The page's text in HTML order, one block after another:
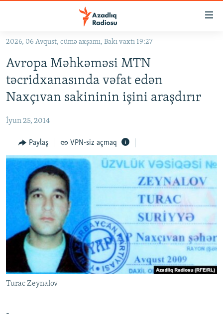
Əsas
qayıt
Əsas
qayıt
Axtarışa
keç
#İZAHLA
#ƏSLINDƏ
FƏRQƏ BAX
QANUNI DOĞRU
ARAŞDIRMA
MULTIMEDIA
VIDEO
FOTOQALEREYA
İNFOQRAFIKA
KARIKATURA
RADIO ARXIV
OXU ZALI
AZƏRBAYCAN ƏDƏBIYYATI KITABXANASI
İSLAM VƏ DEMOKRATIYA
İZ - MƏDƏNIYYƏT PROQRAMI
HAQQIMIZDA
MISSIYAMIZ
PEŞƏ ETIKASI VƏ JURNALISTIKA STANDARTLARIMIZ
MATERIALLARIMIZDAN ISTIFADƏ
AZADLIQRADIOSU MOBIL TELEFONUNUZDA
BIZI IZLƏ
RFE/RL-in bütün saytları
2026, 06 Avqust, cümə axşamı, Bakı vaxtı 19:27
Avropa Məhkəməsi MTN
təcridxanasında vəfat edən
Naxçıvan sakininin işini araşdırır
İyun 25, 2014
Paylaş VPN-siz açmaq
Turac Zeynalov
-